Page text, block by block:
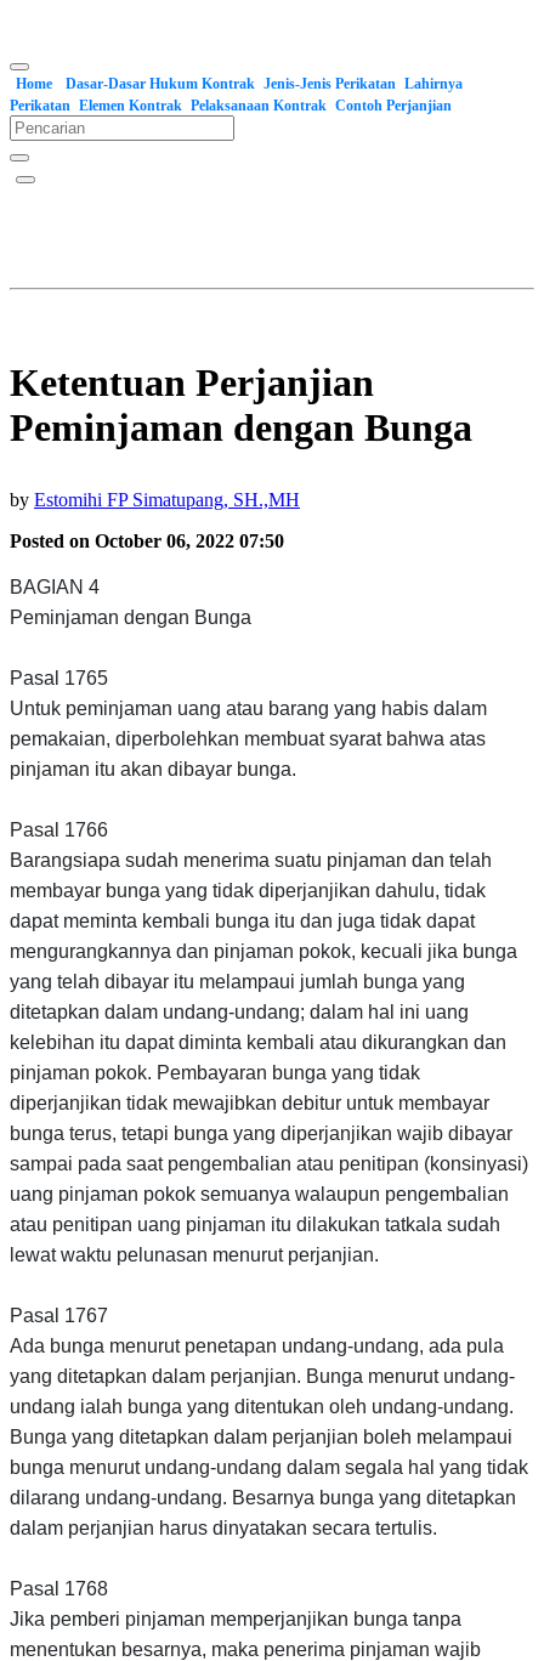
Home Dasar-Dasar Hukum Kontrak Jenis-Jenis Perikatan Lahirnya
Perikatan Elemen Kontrak Pelaksanaan Kontrak Contoh Perjanjian
Ketentuan Perjanjian
Peminjaman dengan Bunga
by Estomihi FP Simatupang, SH.,MH
Posted on October 06, 2022 07:50
BAGIAN 4
Peminjaman dengan Bunga
Pasal 1765
Untuk peminjaman uang atau barang yang habis dalam
pemakaian, diperbolehkan membuat syarat bahwa atas
pinjaman itu akan dibayar bunga.
Pasal 1766
Barangsiapa sudah menerima suatu pinjaman dan telah
membayar bunga yang tidak diperjanjikan dahulu, tidak
dapat meminta kembali bunga itu dan juga tidak dapat
mengurangkannya dan pinjaman pokok, kecuali jika bunga
yang telah dibayar itu melampaui jumlah bunga yang
ditetapkan dalam undang-undang; dalam hal ini uang
kelebihan itu dapat diminta kembali atau dikurangkan dan
pinjaman pokok. Pembayaran bunga yang tidak
diperjanjikan tidak mewajibkan debitur untuk membayar
bunga terus, tetapi bunga yang diperjanjikan wajib dibayar
sampai pada saat pengembalian atau penitipan (konsinyasi)
uang pinjaman pokok semuanya walaupun pengembalian
atau penitipan uang pinjaman itu dilakukan tatkala sudah
lewat waktu pelunasan menurut perjanjian.
Pasal 1767
Ada bunga menurut penetapan undang-undang, ada pula
yang ditetapkan dalam perjanjian. Bunga menurut undang-
undang ialah bunga yang ditentukan oleh undang-undang.
Bunga yang ditetapkan dalam perjanjian boleh melampaui
bunga menurut undang-undang dalam segala hal yang tidak
dilarang undang-undang. Besarnya bunga yang ditetapkan
dalam perjanjian harus dinyatakan secara tertulis.
Pasal 1768
Jika pemberi pinjaman memperjanjikan bunga tanpa
menentukan besarnya, maka penerima pinjaman wajib